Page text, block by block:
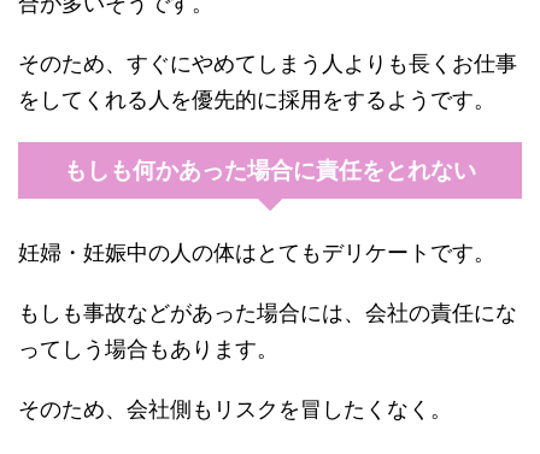
そのため、すぐにやめてしまう人よりも長くお仕事
をしてくれる人を優先的に採用をするようです。
もしも何かあった場合に責任をとれない
妊婦・妊娠中の人の体はとてもデリケートです。
もしも事故などがあった場合には、会社の責任にな
ってしう場合もあります。
そのため、会社側もリスクを冒したくなく。